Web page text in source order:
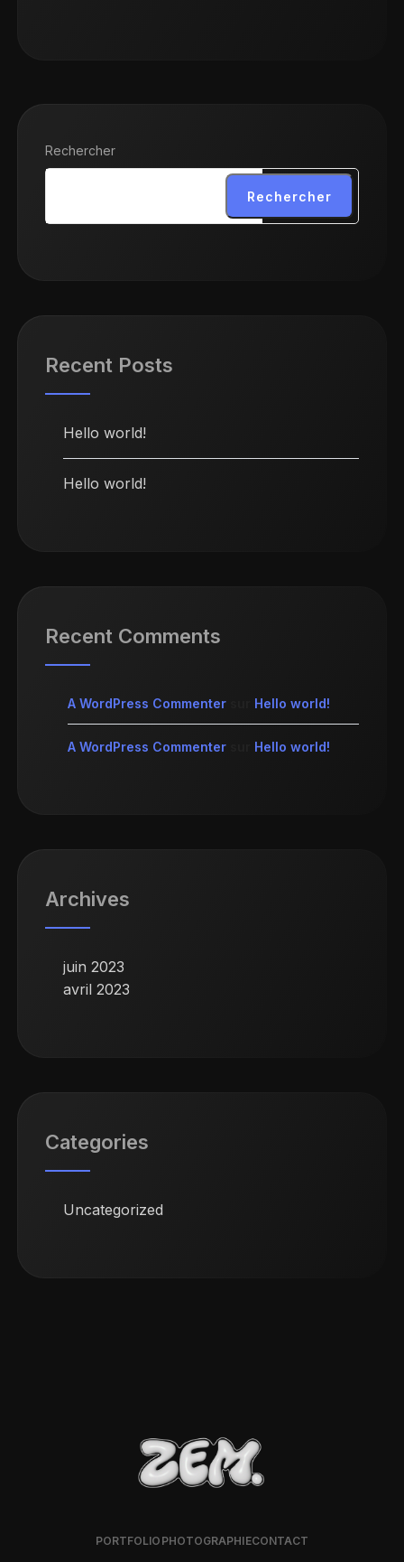
Rechercher
Rechercher
Recent Posts
Hello world!
Hello world!
Recent Comments
A WordPress Commenter Hello world!
A WordPress Commenter Hello world!
Archives
juin 2023
avril 2023
Categories
Uncategorized
PORTFOLIO PHOTOGRAPHIECONTACT